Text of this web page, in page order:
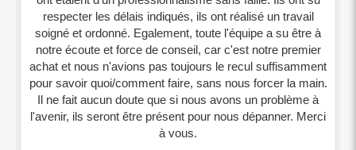
respecter les délais indiqués, ils ont réalisé un travail
soigné et ordonné. Egalement, toute l'équipe a su être à
notre écoute et force de conseil, car c'est notre premier
achat et nous n'avions pas toujours le recul suffisamment
pour savoir quoi/comment faire, sans nous forcer la main.
Il ne fait aucun doute que si nous avons un problème à
l'avenir, ils seront être présent pour nous dépanner. Merci
à vous.